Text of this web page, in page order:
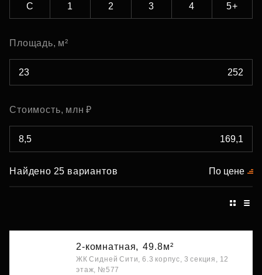
С 1 2 3 4 5+
Площадь, м²
Стоимость, млн ₽
Найдено 25 вариантов По цене
2-комнатная, 49.8м²
ЖК Сидней Сити, 6.3 корпус, 3 секция, 12
этаж, №577